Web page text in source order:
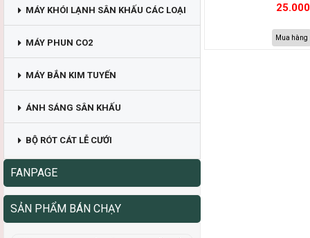
MÁY KHÓI LẠNH SÂN KHẤU CÁC LOẠI
MÁY PHUN CO2
MÁY BẮN KIM TUYẾN
ÁNH SÁNG SÂN KHẤU
BỘ RÓT CÁT LỄ CƯỚI
FANPAGE
SẢN PHẨM BÁN CHẠY
Mua hàng